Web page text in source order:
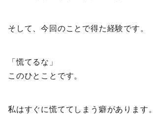
そして、今回のことで得た経験です。
「慌てるな」
このひとことです。
私はすぐに慌ててしまう癖があります。